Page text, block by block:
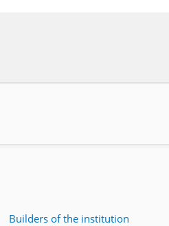
Builders of the institution